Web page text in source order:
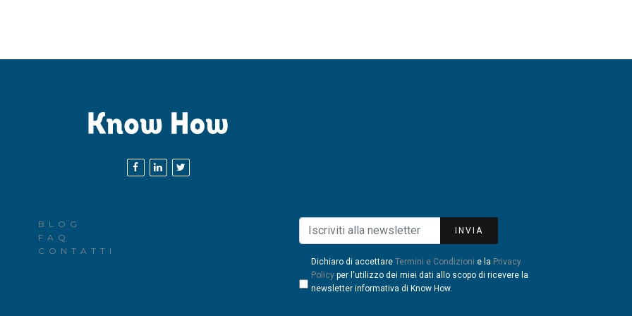
BLOG
FAQ
CONTATTI
INVIA
Dichiaro di accettare Termini e Condizioni e la Privacy
Policy per l'utilizzo dei miei dati allo scopo di ricevere la
newsletter informativa di Know How.